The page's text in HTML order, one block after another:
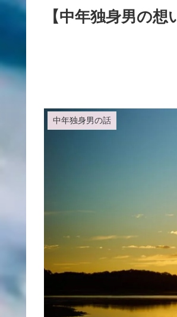
【中年独身男の
中年独身男の話